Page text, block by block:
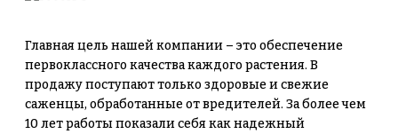
Главная цель нашей компании – это обеспечение
первоклассного качества каждого растения. В
продажу поступают только здоровые и свежие
саженцы, обработанные от вредителей. За более чем
10 лет работы показали себя как надежный